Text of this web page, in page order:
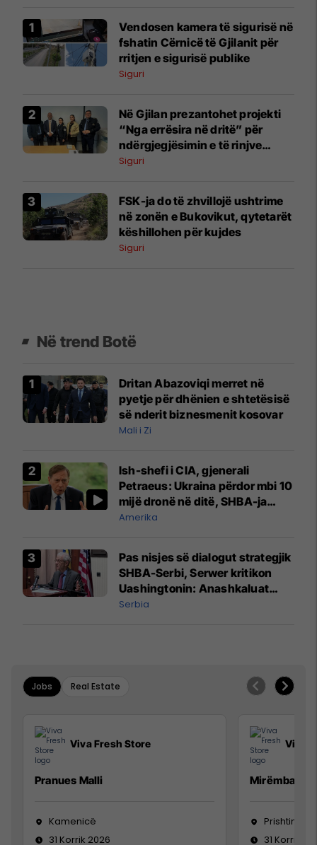
Vendosen kamera të sigurisë në
fshatin Cërnicë të Gjilanit për
rritjen e sigurisë publike
Siguri
Në Gjilan prezantohet projekti
“Nga errësira në dritë” për
ndërgjegjësimin e të rinjve
kundër dukurive negative
Siguri
FSK-ja do të zhvillojë ushtrime
në zonën e Bukovikut, qytetarët
këshillohen për kujdes
Siguri
Në trend Botë
Dritan Abazoviqi merret në
pyetje për dhënien e shtetësisë
së nderit biznesmenit kosovar
Mali i Zi
Ish-shefi i CIA, gjenerali
Petraeus: Ukraina përdor mbi 10
mijë dronë në ditë, SHBA-ja
mbetet shumë prapa në
Amerika
Pas nisjes së dialogut strategjik
SHBA-Serbi, Serwer kritikon
Uashingtonin: Anashkaluat
Banjskën, sulmin ndaj KFOR-it
Serbia
Jobs Real Estate
Viva Fresh Store
Pranues Malli
Kamenicë
31 Korrik 2026
Viva
Prishtinë
31 Korrik